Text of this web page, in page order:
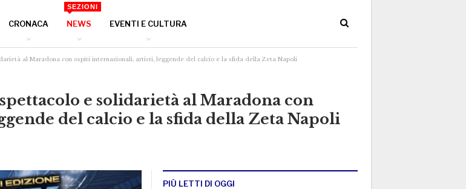
CRONACA NEWS
SEZIONI
EVENTI E CULTURA
al Maradona con ospiti internazionali, artisti, leggende del calcio e la sfida della Zeta Napoli
e solidarietà al Maradona con
del calcio e la sfida della Zeta Napoli
PIÙ LETTI DI OGGI